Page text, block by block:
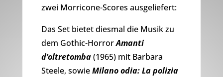
zwei Morricone-Scores ausgeliefert:
Das Set bietet diesmal die Musik zu
dem Gothic-HorrorAmanti
d’oltretomba(1965) mit Barbara
Steele, sowieMilano odia: La polizia